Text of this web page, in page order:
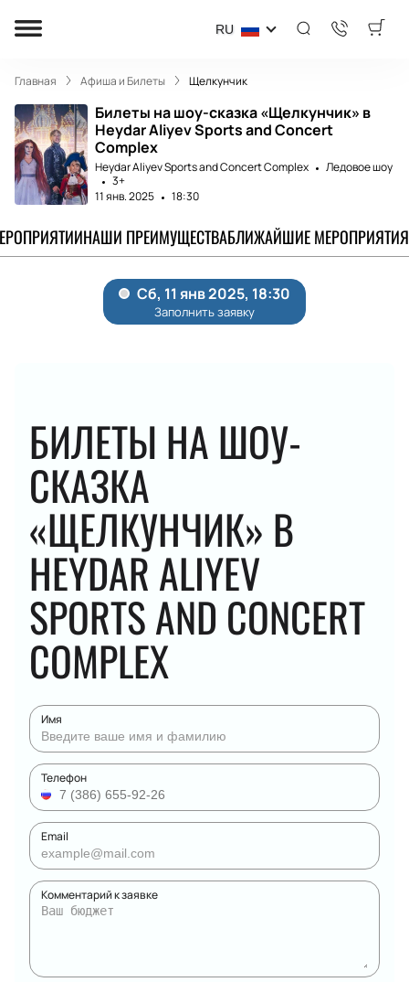
RU
Главная Афиша и Билеты Щелкунчик
Билеты на шоу-сказка «Щелкунчик» в
Heydar Aliyev Sports and Concert
Complex
Heydar Aliyev Sports and Concert Complex
Ледовое шоу
3+
11 янв. 2025
18:30
НАШИ ПРЕИМУЩЕСТВАБЛИЖАЙШИЕ МЕРОПРИЯТИЯ
БИЛЕТЫ НА ШОУ-
СКАЗКА
«ЩЕЛКУНЧИК» В
HEYDAR ALIYEV
SPORTS AND CONCERT
COMPLEX
Имя
Телефон
Email
Комментарий к заявке